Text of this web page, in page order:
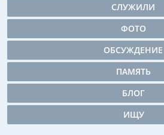
СЛУЖИЛИ
ФОТО
ОБСУЖДЕНИЕ
ПАМЯТЬ
БЛОГ
ИЩУ